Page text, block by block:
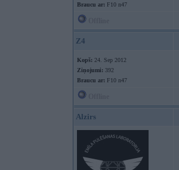
Braucu ar: F10 n47
Z4
Kopš: 24. Sep 2012
Ziņojumi: 392
Braucu ar: F10 n47
Alzirs